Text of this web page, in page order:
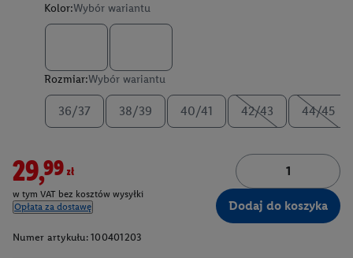
Kolor:Wybór wariantu
Rozmiar:Wybór wariantu
36/37 38/39 40/41 42/43 44/45
29,99zł
w tym VAT bez kosztów wysyłki
Opłata za dostawę
Dodaj do koszyka
Numer artykułu: 100401203